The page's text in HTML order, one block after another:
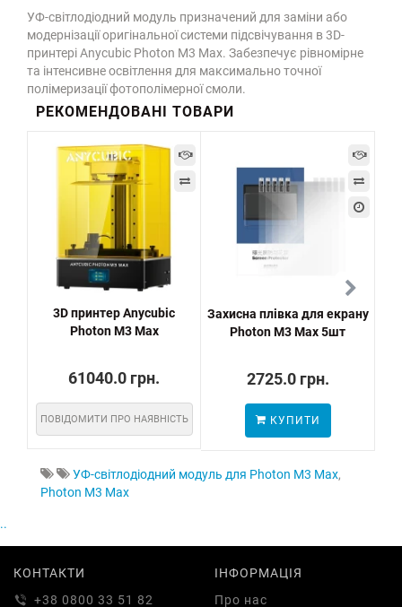
УФ-світлодіодний модуль призначений для заміни або
модернізації оригінальної системи підсвічування в 3D-
принтері Anycubic Photon M3 Max. Забезпечує рівномірне
та інтенсивне освітлення для максимально точної
полімеризації фотополімерної смоли.
РЕКОМЕНДОВАНІ ТОВАРИ
3D принтер Anycubic
Photon M3 Max
61040.0 грн.
ПОВІДОМИТИ ПРО НАЯВНІСТЬ
Захисна плівка для екрану
Photon M3 Max 5шт
2725.0 грн.
КУПИТИ
УФ-світлодіодний модуль для Photon M3 Max,
Photon M3 Max
..
КОНТАКТИ
+38 0800 33 51 82
ІНФОРМАЦІЯ
Про нас